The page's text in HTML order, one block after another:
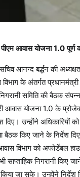
न्न
पीएम आवास योजना 1.0
आनन्द बर्द्धन की
के अंतर्गत
निगरानी समिति की बैठक
आवास योजना 1.0 के
दिए। उन्होंने अधिकारियों को
बैठक किए जाने के निर्देश
विभाग को अफोर्डेबल
साप्ताहिक निगरानी किए
जा सके। उन्होंने निर्देश